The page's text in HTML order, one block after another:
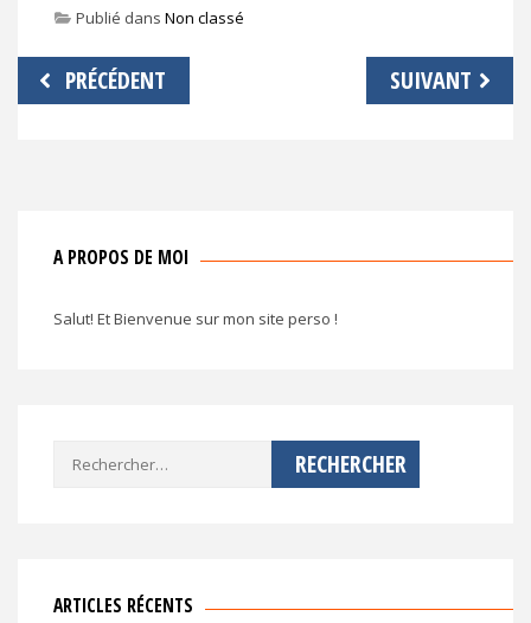
Publié dans Non classé
Navigation
de
PRÉCÉDENT SUIVANT
A PROPOS DE MOI
Salut! Et Bienvenue sur mon site perso !
Rechercher :
ARTICLES RÉCENTS